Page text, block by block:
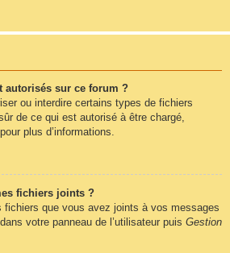
sur ce forum ?
ou interdire certains types de fichiers
de ce qui est autorisé à être chargé,
plus d’informations.
fichiers joints ?
fichiers que vous avez joints à vos messages
votre panneau de l’utilisateur puis Gestion